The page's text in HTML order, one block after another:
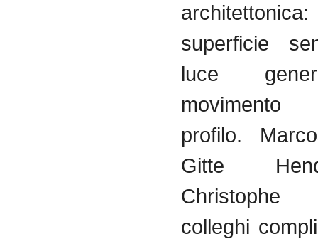
superficie
luce
profilo.
Gitte
Christophe
colleghi